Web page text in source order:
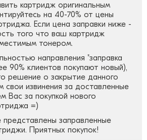
картридж оригинальным
на 40-70% от цены
Если цена заправки ниже -
того что ваш картридж
тонером.
направления "заправка
90% клиентов покупают новый),
решение о закрытие данного
свои извинения за доставленные
Вас за покупкой нового
=)
заправленные
Приятных покупок!